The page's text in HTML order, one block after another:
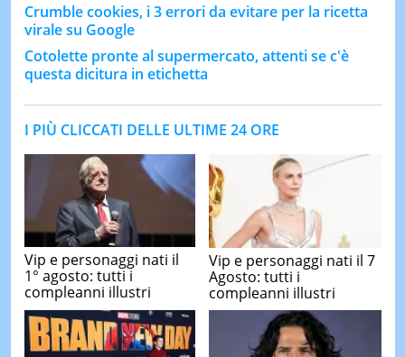
Crumble cookies, i 3 errori da evitare per la ricetta
virale su Google
Cotolette pronte al supermercato, attenti se c'è
questa dicitura in etichetta
I PIÙ CLICCATI DELLE ULTIME 24 ORE
Vip e personaggi nati il
1° agosto: tutti i
compleanni illustri
Vip e personaggi nati il 7
Agosto: tutti i
compleanni illustri